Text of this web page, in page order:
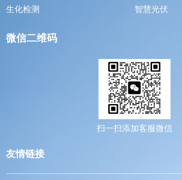
生化检测
智慧光伏
微信二维码
扫一扫添加客服微信
友情链接